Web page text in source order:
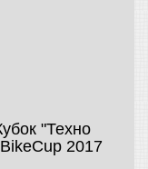
"Техно
2017